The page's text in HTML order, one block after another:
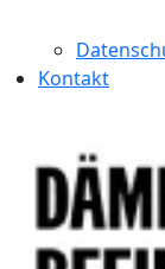
Kontakt